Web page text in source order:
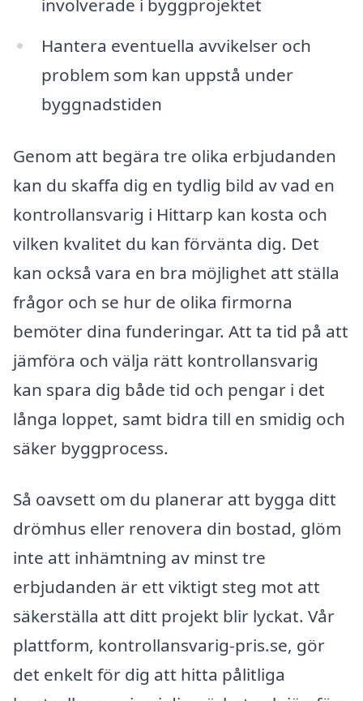
involverade i byggprojektet
Hantera eventuella avvikelser och
problem som kan uppstå under
byggnadstiden
Genom att begära tre olika erbjudanden
kan du skaffa dig en tydlig bild av vad en
kontrollansvarig i Hittarp kan kosta och
vilken kvalitet du kan förvänta dig. Det
kan också vara en bra möjlighet att ställa
frågor och se hur de olika firmorna
bemöter dina funderingar. Att ta tid på att
jämföra och välja rätt kontrollansvarig
kan spara dig både tid och pengar i det
långa loppet, samt bidra till en smidig och
säker byggprocess.
Så oavsett om du planerar att bygga ditt
drömhus eller renovera din bostad, glöm
inte att inhämtning av minst tre
erbjudanden är ett viktigt steg mot att
säkerställa att ditt projekt blir lyckat. Vår
plattform, kontrollansvarig-pris.se, gör
det enkelt för dig att hitta pålitliga